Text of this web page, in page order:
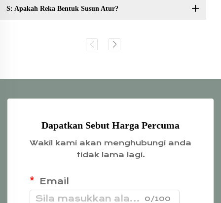
S: Apakah Reka Bentuk Susun Atur?
Dapatkan Sebut Harga Percuma
Wakil kami akan menghubungi anda
tidak lama lagi.
Email
0/100